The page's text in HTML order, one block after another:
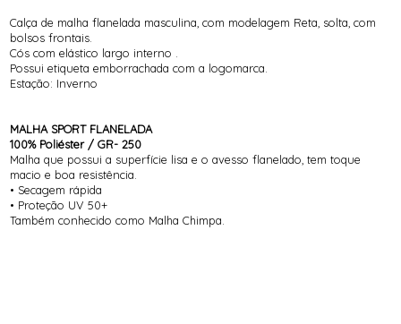
Calça de malha flanelada masculina, com modelagem Reta, solta, com
bolsos frontais.
Cós com elástico largo interno .
Possui etiqueta emborrachada com a logomarca.
Estação: Inverno
MALHA SPORT FLANELADA
100% Poliéster / GR- 250
Malha que possui a superfície lisa e o avesso flanelado, tem toque
macio e boa resistência.
• Secagem rápida
• Proteção UV 50+
Também conhecido como Malha Chimpa.